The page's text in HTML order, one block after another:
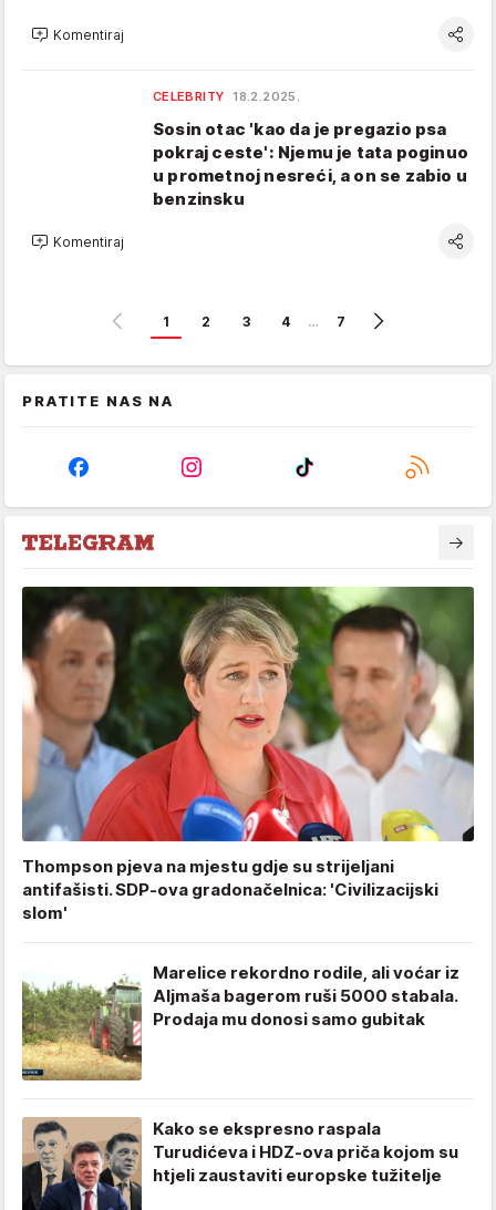
Komentiraj
CELEBRITY 18.2.2025.
Sosin otac 'kao da je pregazio psa
pokraj ceste': Njemu je tata poginuo
u prometnoj nesreći, a on se zabio u
benzinsku
Komentiraj
1 2 3 4 … 7
PRATITE NAS NA
Thompson pjeva na mjestu gdje su strijeljani
antifašisti. SDP-ova gradonačelnica: 'Civilizacijski
slom'
Marelice rekordno rodile, ali voćar iz
Aljmaša bagerom ruši 5000 stabala.
Prodaja mu donosi samo gubitak
Kako se ekspresno raspala
Turudićeva i HDZ-ova priča kojom su
htjeli zaustaviti europske tužitelje